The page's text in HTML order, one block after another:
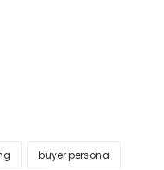
buyer persona